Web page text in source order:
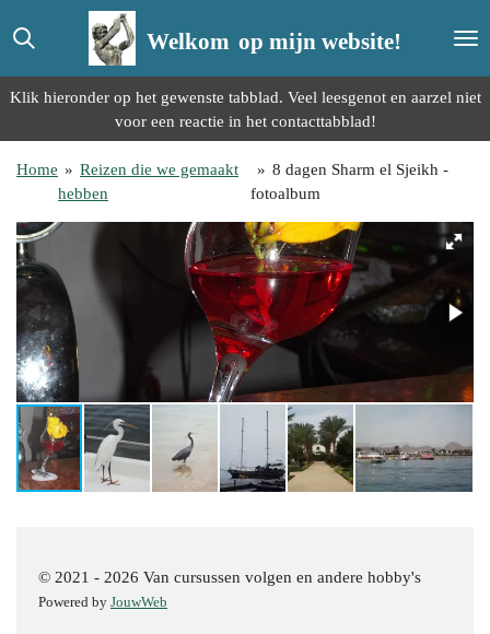
direct
de
Welkom op mijn website!
Klik hieronder op het gewenste tabblad. Veel leesgenot en aarzel niet
voor een reactie in het contacttabblad!
Home » Reizen die we gemaakt
hebben
» 8 dagen Sharm el Sjeikh -
fotoalbum
© 2021 - 2026 Van cursussen volgen en andere hobby's
Powered by JouwWeb